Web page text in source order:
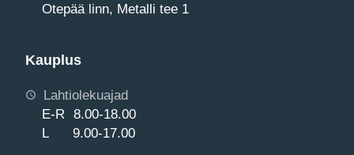
Otepää linn, Metalli tee 1
Kauplus
Lahtiolekuajad
E-R 8.00-18.00
L 9.00-17.00